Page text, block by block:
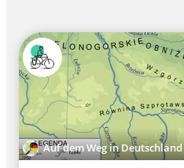
Auf dem Weg in Deutschland